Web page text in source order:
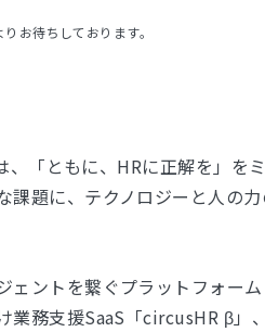
お待ちしております。
「ともに、HRに正解を」を
課題に、テクノロジーと人の
ェントを繋ぐプラットフォー
業務支援SaaS「circusHR β」